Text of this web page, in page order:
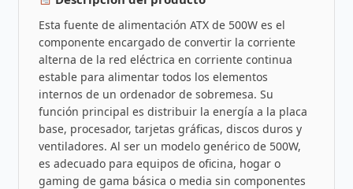
Esta fuente de alimentación ATX de 500W es el
componente encargado de convertir la corriente
alterna de la red eléctrica en corriente continua
estable para alimentar todos los elementos
internos de un ordenador de sobremesa. Su
función principal es distribuir la energía a la placa
base, procesador, tarjetas gráficas, discos duros y
ventiladores. Al ser un modelo genérico de 500W,
es adecuado para equipos de oficina, hogar o
gaming de gama básica o media sin componentes